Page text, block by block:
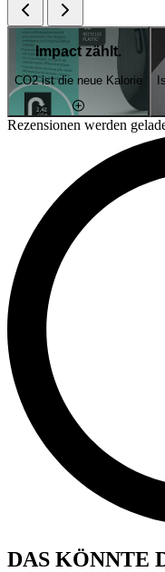
Impact zählt.
CO2 ist die neue Kalorie
Rezensionen werden
DAS KÖNNTE